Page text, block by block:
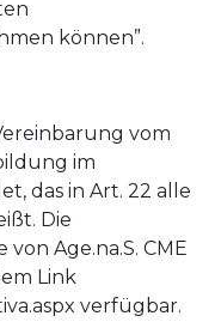
können”.
vom
im
das in Art. 22 alle
Die
Age.na.S. CME
Link
verfügbar.